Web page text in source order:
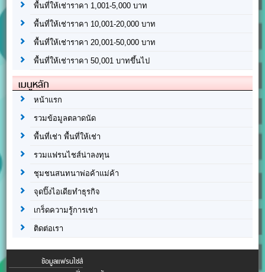
พื้นที่ให้เช่าราคา 1,001-5,000 บาท
พื้นที่ให้เช่าราคา 10,001-20,000 บาท
พื้นที่ให้เช่าราคา 20,001-50,000 บาท
พื้นที่ให้เช่าราคา 50,001 บาทขึ้นไป
เมนูหลัก
หน้าแรก
รวมข้อมูลตลาดนัด
พื้นที่เช่า พื้นที่ให้เช่า
รวมแฟรนไชส์น่าลงทุน
ชุมชนสนทนาพ่อค้าแม่ค้า
จุดปิ๊งไอเดียทำธุรกิจ
เกร็ดความรู้การเช่า
ติดต่อเรา
ข้อมูลแฟรนไชส์